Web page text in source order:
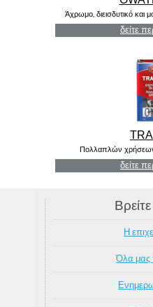
Άχρωμο, διεισδυτικό και
από
δείτε
Πολλαπλών χρήσεων
δείτε
Η
Όλα μας